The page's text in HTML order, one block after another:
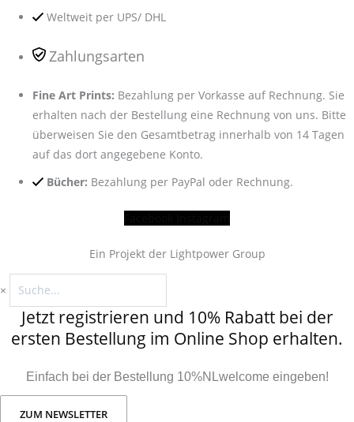
Weltweit per UPS/ DHL
Zahlungsarten
Fine Art Prints: Bezahlung per Vorkasse auf Rechnung. Sie
erhalten nach der Bestellung eine Rechnung von uns. Bitte
überweisen Sie den Gesamtbetrag innerhalb von 14 Tagen
auf das dort angegebene Konto.
Bücher: Bezahlung per PayPal oder Rechnung.
Ein Projekt der Lightpower Group
×
Jetzt registrieren und 10% Rabatt bei der
ersten Bestellung im Online Shop erhalten.
Einfach bei der Bestellung 10%NLwelcome eingeben!
ZUM NEWSLETTER